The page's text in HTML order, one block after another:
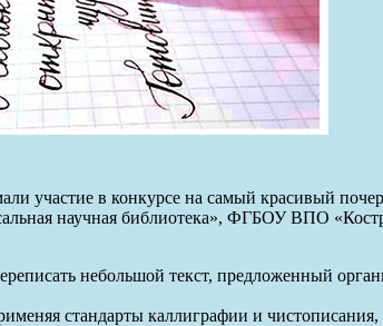
участие в конкурсе на самый красивый
научная библиотека», ФГБОУ ВПО
небольшой текст, предложенный
стандарты каллиграфии и